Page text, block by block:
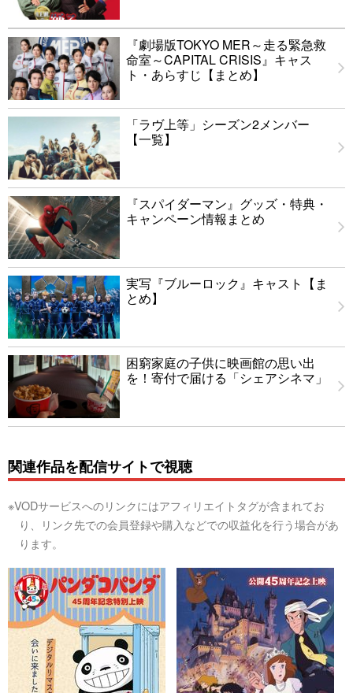
『劇場版TOKYO MER～走る緊急救
命室～CAPITAL CRISIS』キャス
ト・あらすじ【まとめ】
「ラヴ上等」シーズン2メンバー
【一覧】
『スパイダーマン』グッズ・特典・
キャンペーン情報まとめ
実写『ブルーロック』キャスト【ま
とめ】
困窮家庭の子供に映画館の思い出
を！寄付で届ける「シェアシネマ」
関連作品を配信サイトで視聴
※VODサービスへのリンクにはアフィリエイトタグが含まれてお
り、リンク先での会員登録や購入などでの収益化を行う場合があ
ります。